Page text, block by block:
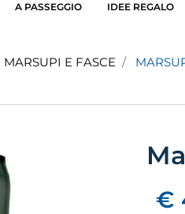
A PASSEGGIO IDEE REGALO
MARSUPI E FASCE
€